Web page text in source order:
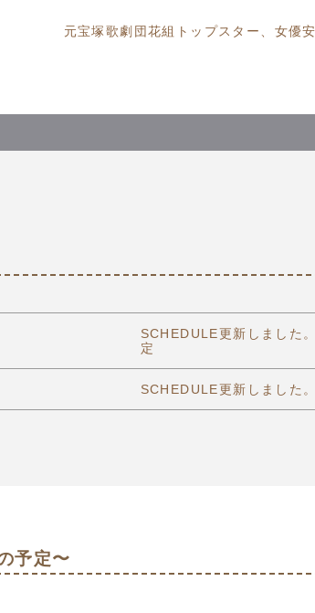
元宝塚歌劇団花組トップスター、女優
SCHEDULE更新しました
定
SCHEDULE更新しまし
予定〜